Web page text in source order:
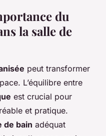
du
la salle de
peut transformer
L’équilibre entre
est crucial pour
et pratique.
de bain adéquat